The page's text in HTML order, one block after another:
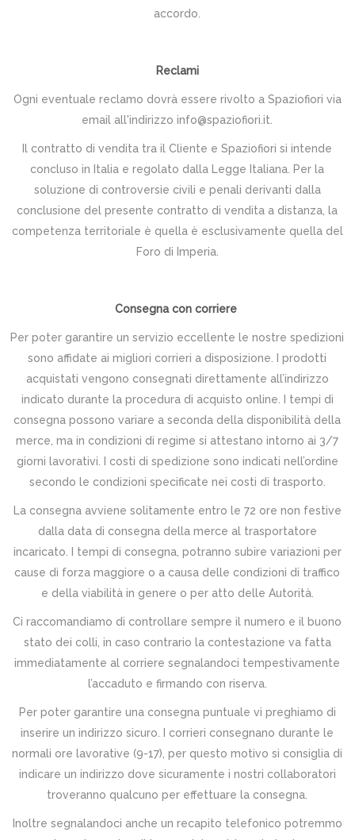
accordo.
Reclami
Ogni eventuale reclamo dovrà essere rivolto a Spaziofiori via
email all'indirizzo info@spaziofiori.it.
Il contratto di vendita tra il Cliente e Spaziofiori si intende
concluso in Italia e regolato dalla Legge Italiana. Per la
soluzione di controversie civili e penali derivanti dalla
conclusione del presente contratto di vendita a distanza, la
competenza territoriale è quella è esclusivamente quella del
Foro di Imperia.
Consegna con corriere
Per poter garantire un servizio eccellente le nostre spedizioni
sono affidate ai migliori corrieri a disposizione. I prodotti
acquistati vengono consegnati direttamente all’indirizzo
indicato durante la procedura di acquisto online. I tempi di
consegna possono variare a seconda della disponibilità della
merce, ma in condizioni di regime si attestano intorno ai 3/7
giorni lavorativi. I costi di spedizione sono indicati nell’ordine
secondo le condizioni specificate nei costi di trasporto.
La consegna avviene solitamente entro le 72 ore non festive
dalla data di consegna della merce al trasportatore
incaricato. I tempi di consegna, potranno subire variazioni per
cause di forza maggiore o a causa delle condizioni di traffico
e della viabilità in genere o per atto delle Autorità.
Ci raccomandiamo di controllare sempre il numero e il buono
stato dei colli, in caso contrario la contestazione va fatta
immediatamente al corriere segnalandoci tempestivamente
l’accaduto e firmando con riserva.
Per poter garantire una consegna puntuale vi preghiamo di
inserire un indirizzo sicuro. I corrieri consegnano durante le
normali ore lavorative (9-17), per questo motivo si consiglia di
indicare un indirizzo dove sicuramente i nostri collaboratori
troveranno qualcuno per effettuare la consegna.
Inoltre segnalandoci anche un recapito telefonico potremmo